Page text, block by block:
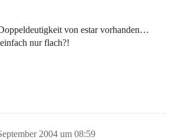
von estar vorhanden…
nur flach?!
2004 um 08:59